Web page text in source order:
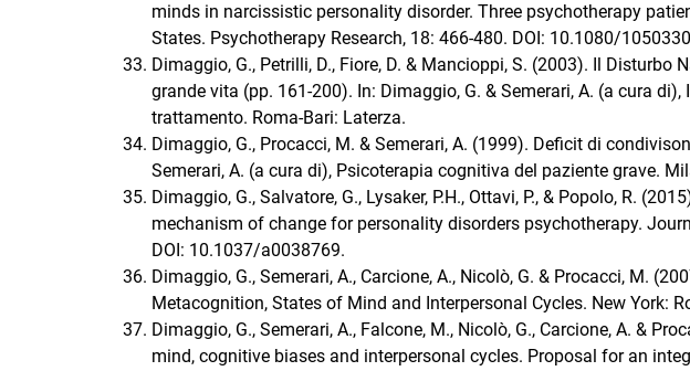
minds in narcissistic personality disorder. Three psychotherapy
States. Psychotherapy Research, 18: 466-480. DOI: 10.1080/
Dimaggio, G., Petrilli, D., Fiore, D. & Mancioppi, S. (2003). Il
grande vita (pp. 161-200). In: Dimaggio, G. & Semerari, A. (a cura
trattamento. Roma-Bari: Laterza.
Dimaggio, G., Procacci, M. & Semerari, A. (1999). Deficit di
Semerari, A. (a cura di), Psicoterapia cognitiva del paziente grave.
Dimaggio, G., Salvatore, G., Lysaker, P.H., Ottavi, P., & Popolo, R.
mechanism of change for personality disorders psychotherapy.
DOI: 10.1037/a0038769.
Dimaggio, G., Semerari, A., Carcione, A., Nicolò, G. & Procacci, M.
Metacognition, States of Mind and Interpersonal Cycles. New York:
Dimaggio, G., Semerari, A., Falcone, M., Nicolò, G., Carcione, A. &
mind, cognitive biases and interpersonal cycles. Proposal for an